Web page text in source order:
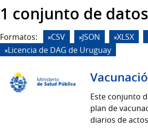
1 conjunto de
Formatos: CSV JSON XLSX
Licencia de DAG de Uruguay
Este conjunto
plan de
diarios de